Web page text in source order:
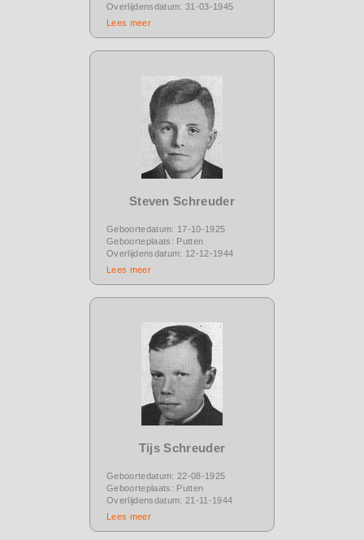
Overlijdensdatum: 31-03-1945
Lees meer
Steven Schreuder
Geboortedatum: 17-10-1925
Geboorteplaats: Putten
Overlijdensdatum: 12-12-1944
Lees meer
Tijs Schreuder
Geboortedatum: 22-08-1925
Geboorteplaats: Putten
Overlijdensdatum: 21-11-1944
Lees meer